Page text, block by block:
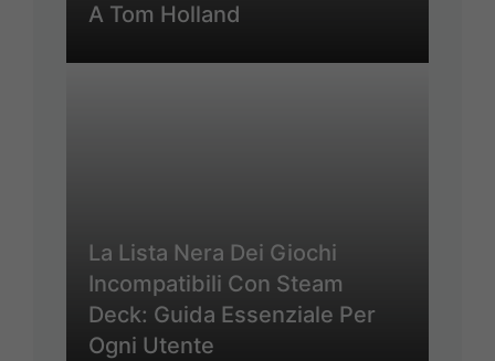
A Tom Holland
La Lista Nera Dei Giochi
Incompatibili Con Steam
Deck: Guida Essenziale Per
Ogni Utente